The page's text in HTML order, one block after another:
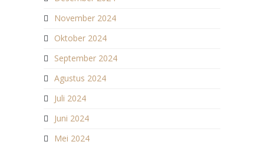
November 2024
Oktober 2024
September 2024
Agustus 2024
Juli 2024
Juni 2024
Mei 2024